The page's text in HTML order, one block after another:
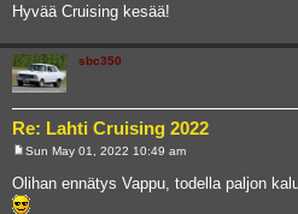
Hyvää Cruising kesää!
sbc350
Re: Lahti Cruising 2022
o
s
t
Sun May 01, 2022 10:49 am
Olihan ennätys Vappu, todella paljon